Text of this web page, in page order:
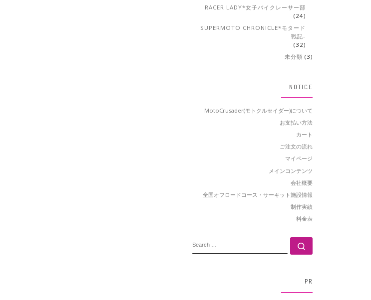
RACER LADY*女子バイクレーサー部
(24)
SUPERMOTO CHRONICLE*モタード
戦記-
(32)
未分類 (3)
NOTICE
MotoCrusader(モトクルセイダー)について
お支払い方法
カート
ご注文の流れ
マイページ
メインコンテンツ
会社概要
全国オフロードコース・サーキット施設情報
制作実績
料金表
PR